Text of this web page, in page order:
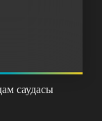
саудасы